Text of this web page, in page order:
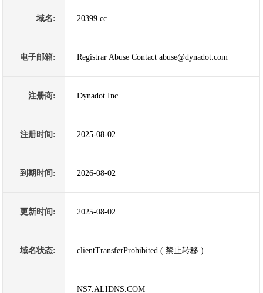
域名: 20399.cc
电子邮箱: Registrar Abuse Contact abuse@dynadot.com
注册商: Dynadot Inc
注册时间: 2025-08-02
到期时间: 2026-08-02
更新时间: 2025-08-02
域名状态: clientTransferProhibited ( 禁止转移 )
NS7.ALIDNS.COM